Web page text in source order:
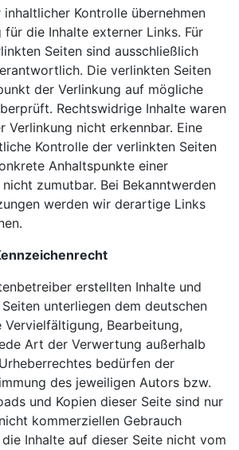
Kontrolle übernehmen
die Inhalte externer Links. Für
Seiten sind ausschließlich
Die verlinkten Seiten
der Verlinkung auf mögliche
Rechtswidrige Inhalte waren
Verlinkung nicht erkennbar. Eine
Kontrolle der verlinkten Seiten
Anhaltspunkte einer
zumutbar. Bei Bekanntwerden
werden wir derartige Links
erstellten Inhalte und
unterliegen dem deutschen
Vervielfältigung, Bearbeitung,
Art der Verwertung außerhalb
bedürfen der
des jeweiligen Autors bzw.
und Kopien dieser Seite sind nur
kommerziellen Gebrauch
Inhalte auf dieser Seite nicht vom